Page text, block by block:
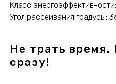
Класс
Угол рассеивания градусы:
Не трать время.
сразу!